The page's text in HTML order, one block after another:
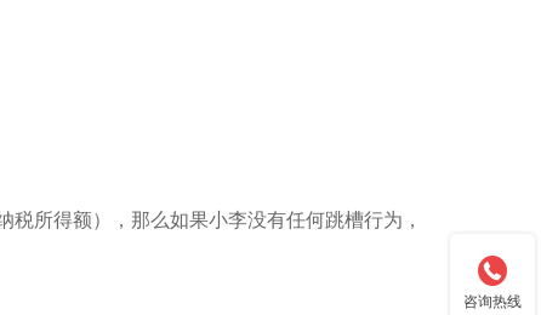
所得额），那么如果小李没有任何跳槽行为，

咨询热线